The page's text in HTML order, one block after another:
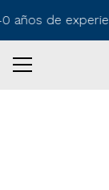
de